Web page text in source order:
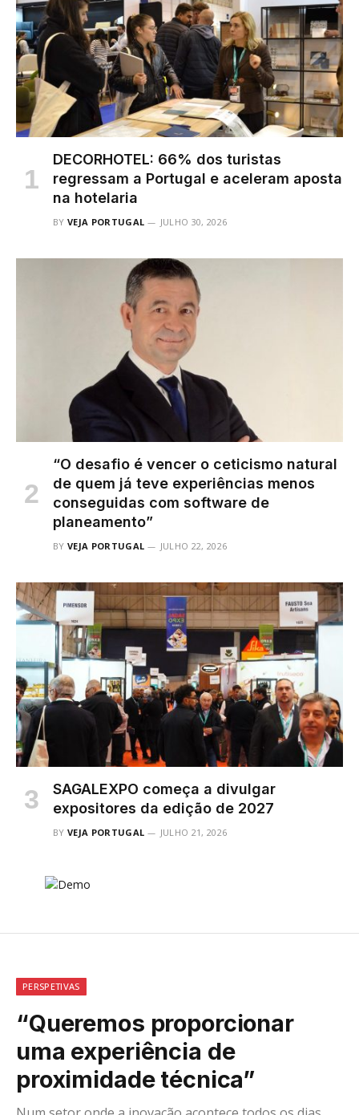
DECORHOTEL: 66% dos turistas
regressam a Portugal e aceleram aposta
na hotelaria
BY VEJA PORTUGAL JULHO 30, 2026
“O desafio é vencer o ceticismo natural
de quem já teve experiências menos
conseguidas com software de
planeamento”
BY VEJA PORTUGAL JULHO 22, 2026
SAGALEXPO começa a divulgar
expositores da edição de 2027
BY VEJA PORTUGAL JULHO 21, 2026
PERSPETIVAS
“Queremos proporcionar
uma experiência de
proximidade técnica”